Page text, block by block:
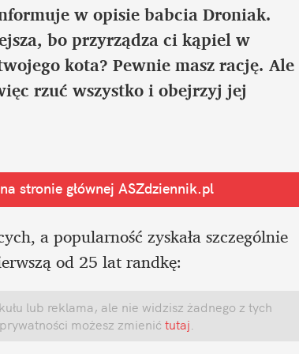
w opisie babcia Droniak.
bo przyrządza ci kąpiel w
kota? Pewnie masz rację. Ale
rzuć wszystko i obejrzyj jej
stronie głównej ASZdziennik.pl
a popularność zyskała szczególnie
od 25 lat randkę:
lub reklama, ale nie widzisz żadnego z tych
możesz zmienić tutaj.